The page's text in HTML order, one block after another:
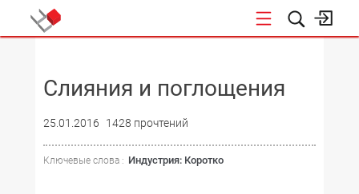
Слияния и поглощения
25.01.2016 1428 прочтений
Ключевые слова : Индустрия: Коротко